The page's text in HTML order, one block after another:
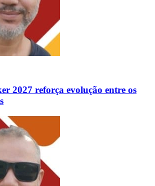
2027 reforça evolução entre os